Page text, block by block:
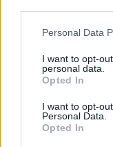
Please note that
not limited to your
grant or deny
use your data for
consent section.
Personal Data
I want to opt-
personal data.
Opted In
I want to opt-
Personal Data.
Opted In
Šajās
nopirkt
lielu
nereāli